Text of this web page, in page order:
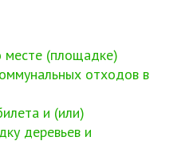
месте (площадке)
отходов в
и (или)
деревьев и